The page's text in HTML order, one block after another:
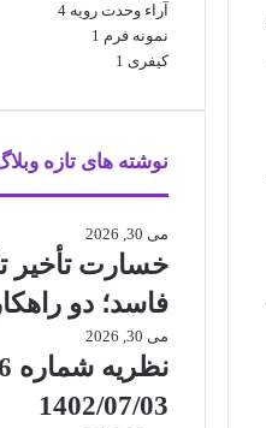
آراء وحدت رویه 4
نمونه فرم 1
کیفری 1
نوشته های تازه
می 30, 2026
خسارت تأخیر
فاسد؛ دو
می 30, 2026
1402/07/03